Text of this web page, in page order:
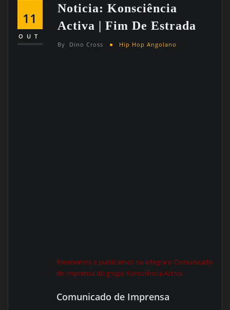
11
OUT
Noticia: Konsciência
Activa | Fim De Estrada
By Dino Cross Hip Hop Angolano
Recebemos e publicamos na integra o Comunicado
de Imprensa do grupo Konsciência Activa
Comunicado de Imprensa